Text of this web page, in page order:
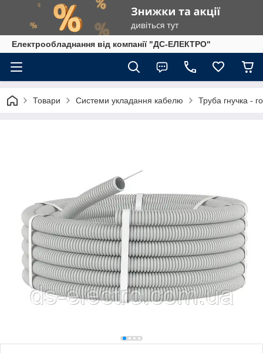
Електрообладнання від компанії "ДС-ЕЛЕКТРО"
Товари Системи укладання кабелю Труба гнучка -